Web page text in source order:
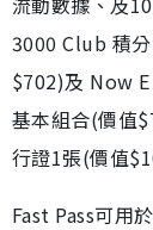
3000 Club 積
$702)及 Now
基本組合(價值
行證1張(價值
Fast Pass可用